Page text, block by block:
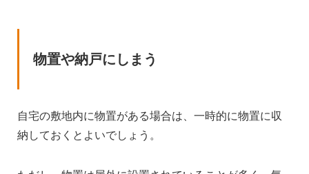
物置や納戸にしまう
自宅の敷地内に物置がある場合は、一時的に物置に収
納しておくとよいでしょう。